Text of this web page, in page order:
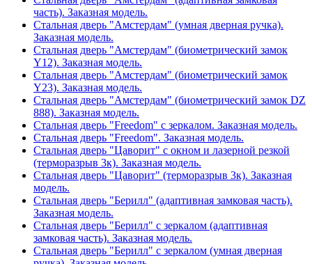
часть). Заказная модель.
Стальная дверь "Амстердам" (умная дверная ручка).
Заказная модель.
Стальная дверь "Амстердам" (биометрический замок
Y12). Заказная модель.
Стальная дверь "Амстердам" (биометрический замок
Y23). Заказная модель.
Стальная дверь "Амстердам" (биометрический замок DZ
888). Заказная модель.
Стальная дверь "Freedom" с зеркалом. Заказная модель.
Стальная дверь "Freedom". Заказная модель.
Стальная дверь "Цаворит" с окном и лазерной резкой
(терморазрыв 3к). Заказная модель.
Стальная дверь "Цаворит" (терморазрыв 3к). Заказная
модель.
Стальная дверь "Берилл" (адаптивная замковая часть).
Заказная модель.
Стальная дверь "Берилл" с зеркалом (адаптивная
замковая часть). Заказная модель.
Стальная дверь "Берилл" с зеркалом (умная дверная